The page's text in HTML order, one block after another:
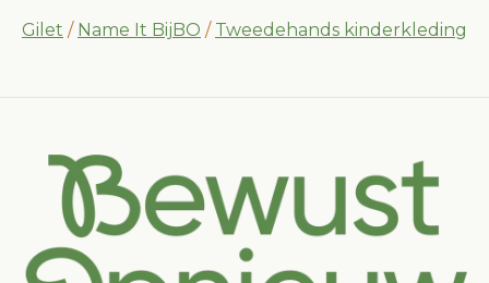
Gilet / Name It BijBO / Tweedehands kinderkleding